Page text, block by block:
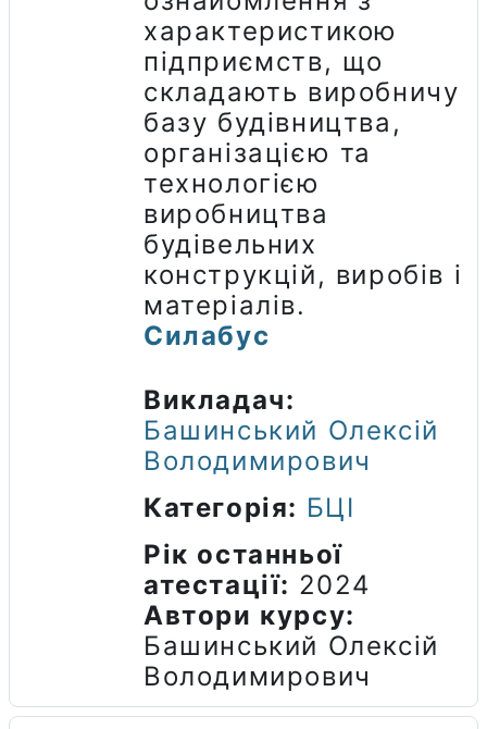
характеристикою
підприємств, що
складають виробничу
базу будівництва,
організацією та
технологією
виробництва
будівельних
конструкцій, виробів і
матеріалів.
Силабус
Викладач:
Башинський Олексій
Володимирович
Категорія: БЦІ
Рік останньої
атестації: 2024
Автори курсу:
Башинський Олексій
Володимирович